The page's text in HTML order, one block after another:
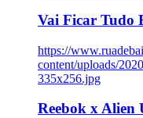
Vai Ficar Tudo
https://
content/uploads/
335x256.jpg
Reebok x Alien